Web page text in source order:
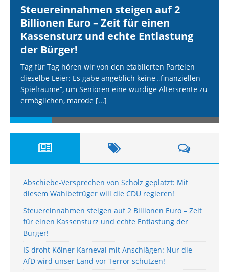
Steuereinnahmen steigen auf 2
Billionen Euro – Zeit für einen
Kassensturz und echte Entlastung
der Bürger!
Tag für Tag hören wir von den etablierten Parteien
dieselbe Leier: Es gäbe angeblich keine „finanziellen
Spielräume“, um Senioren eine würdige Altersrente zu
ermöglichen, marode [...]
Abschiebe-Versprechen von Scholz geplatzt: Mit
diesem Wahlbetrüger will die CDU regieren!
Steuereinnahmen steigen auf 2 Billionen Euro – Zeit
für einen Kassensturz und echte Entlastung der
Bürger!
IS droht Kölner Karneval mit Anschlägen: Nur die
AfD wird unser Land vor Terror schützen!